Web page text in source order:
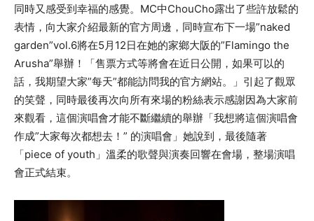
同時又感受到幸福的感覺。MC中ChouCho露出了些許放鬆的
表情，向大家介紹最新的官方周邊，同時宣布下一場”naked
garden”vol.6將在5月12日在她的家鄉大阪的”Flamingo the
Arusha”舉辦！「售票方式等將會在近日公開，如果可以的
話，我期望大家”每天”都能訪問我的官方網站。」引起了觀眾
的笑聲，同時最後再次向所有來場的粉絲表示感謝因為大家前
來觀看，這個演唱會才能不斷繼續的舉辦「我想將這個演唱會
作成”大家每次都想去！” 的演唱會」她說到，最後隨著
「piece of youth」溫柔的歌聲與演奏回響在會場，整場演唱
會正式結束。